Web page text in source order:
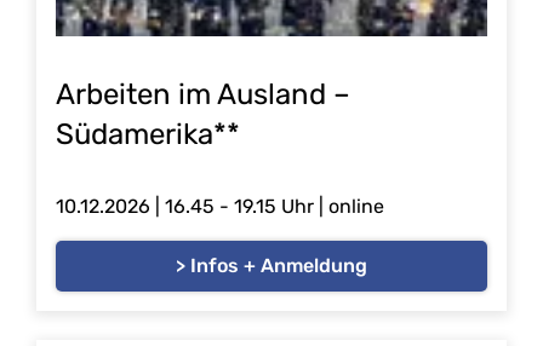
Arbeiten im Ausland –
Südamerika**
10.12.2026 | 16.45 - 19.15 Uhr | online
> Infos + Anmeldung